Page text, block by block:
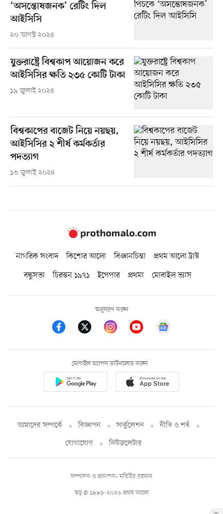
‘অসন্তোষজনক’ রেটিং দিল
আইসিসি
২০ আগস্ট ২০২৪
যুক্তরাষ্ট্রে বিশ্বকাপ আয়োজন করে
আইসিসির ক্ষতি ২৩৫ কোটি টাকা
১৯ জুলাই ২০২৪
বিশ্বকাপের বাজেট নিয়ে নয়ছয়,
আইসিসির ২ শীর্ষ কর্মকর্তার
পদত্যাগ
১৩ জুলাই ২০২৪
নাগরিক সংবাদ কিশোর আলো বিজ্ঞানচিন্তা
প্রথম আলো ট্রাস্ট
বন্ধুসভা
চিরন্তন ১৯৭১ ইপেপার প্রথমা মোবাইল ভ্যাস
অনুসরণ করুন
মোবাইল অ্যাপস ডাউনলোড করুন
আমাদের সম্পর্কে বিজ্ঞাপন সার্কুলেশন
নীতি ও শর্ত
যোগাযোগ
নিউজলেটার
স্বত্ব © ১৯৯৮-২০২৬ প্রথম আলো
সম্পাদক ও প্রকাশক: মতিউর রহমান